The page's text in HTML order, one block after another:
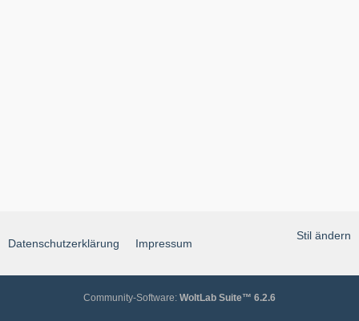
Stil ändern
Datenschutzerklärung Impressum
Community-Software: WoltLab Suite™ 6.2.6